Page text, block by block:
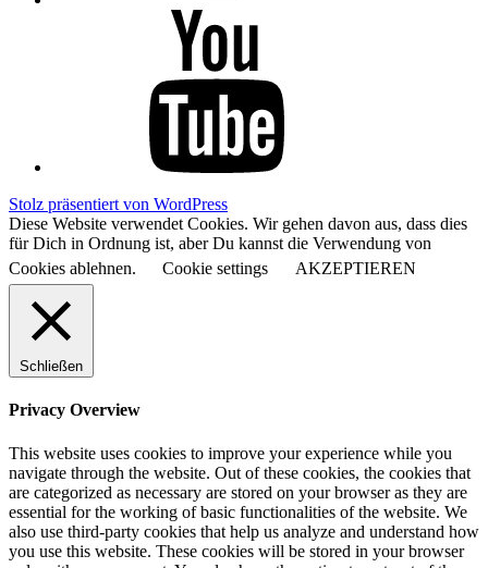
Stolz präsentiert von WordPress
Diese Website verwendet Cookies. Wir gehen davon aus, dass dies
für Dich in Ordnung ist, aber Du kannst die Verwendung von
Cookies ablehnen.
Cookie settings AKZEPTIEREN
Schließen
Privacy Overview
This website uses cookies to improve your experience while you
navigate through the website. Out of these cookies, the cookies that
are categorized as necessary are stored on your browser as they are
essential for the working of basic functionalities of the website. We
also use third-party cookies that help us analyze and understand how
you use this website. These cookies will be stored in your browser